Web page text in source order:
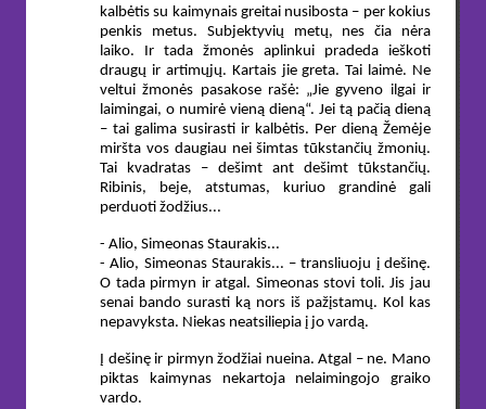
kalbėtis su kaimynais greitai nusibosta – per kokius
penkis metus. Subjektyvių metų, nes čia nėra
laiko. Ir tada žmonės aplinkui pradeda ieškoti
draugų ir artimųjų. Kartais jie greta. Tai laimė. Ne
veltui žmonės pasakose rašė: „Jie gyveno ilgai ir
laimingai, o numirė vieną dieną“. Jei tą pačią dieną
– tai galima susirasti ir kalbėtis. Per dieną Žemėje
miršta vos daugiau nei šimtas tūkstančių žmonių.
Tai kvadratas – dešimt ant dešimt tūkstančių.
Ribinis, beje, atstumas, kuriuo grandinė gali
perduoti žodžius...
- Alio, Simeonas Staurakis...
- Alio, Simeonas Staurakis... – transliuoju į dešinę.
O tada pirmyn ir atgal. Simeonas stovi toli. Jis jau
senai bando surasti ką nors iš pažįstamų. Kol kas
nepavyksta. Niekas neatsiliepia į jo vardą.
Į dešinę ir pirmyn žodžiai nueina. Atgal – ne. Mano
piktas kaimynas nekartoja nelaimingojo graiko
vardo.